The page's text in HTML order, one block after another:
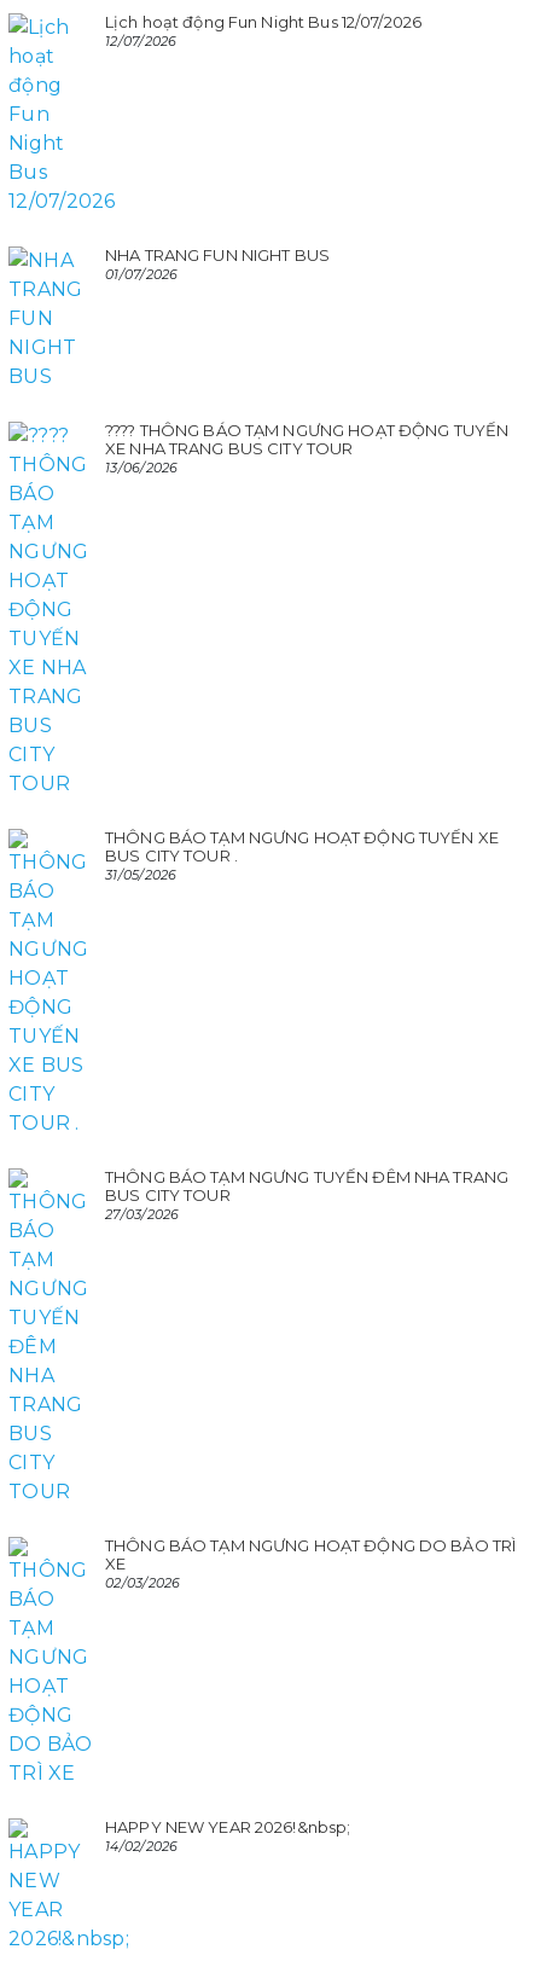
Lịch hoạt động Fun Night Bus 12/07/2026
12/07/2026
NHA TRANG FUN NIGHT BUS
01/07/2026
???? THÔNG BÁO TẠM NGƯNG HOẠT ĐỘNG TUYẾN
XE NHA TRANG BUS CITY TOUR
13/06/2026
THÔNG BÁO TẠM NGƯNG HOẠT ĐỘNG TUYẾN XE
BUS CITY TOUR .
31/05/2026
THÔNG BÁO TẠM NGƯNG TUYẾN ĐÊM NHA TRANG
BUS CITY TOUR
27/03/2026
THÔNG BÁO TẠM NGƯNG HOẠT ĐỘNG DO BẢO TRÌ
XE
02/03/2026
HAPPY NEW YEAR 2026!&nbsp;
14/02/2026